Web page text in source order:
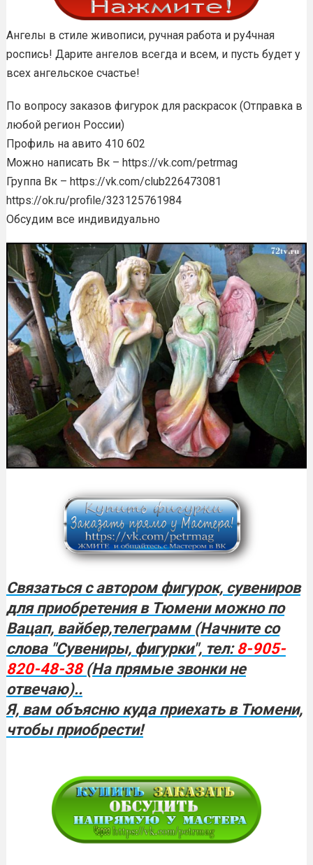
Ангелы в стиле живописи, ручная работа и ру4чная
роспись! Дарите ангелов всегда и всем, и пусть будет у
всех ангельское счастье!
По вопросу заказов фигурок для раскрасок (Отправка в
любой регион России)
Профиль на авито 410 602
Можно написать Вк – https://vk.com/petrmag
Группа Вк – https://vk.com/club226473081
https://ok.ru/profile/323125761984
Обсудим все индивидуально
Связаться с автором фигурок, сувениров
для приобретения в Тюмени можно по
Вацап, вайбер,телеграмм (Начните со
слова "Сувениры, фигурки", тел: 8-905-
820-48-38(На прямые звонки не
отвечаю)..
Я, вам объясню куда приехать вТюмени,
чтобы приобрести!